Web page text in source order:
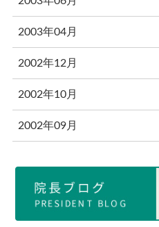
2003年04月
2002年12月
2002年10月
2002年09月